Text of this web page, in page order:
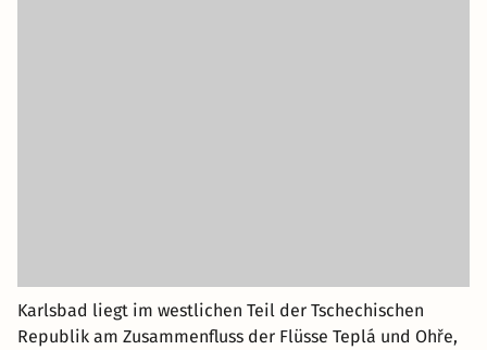
Karlsbad liegt im westlichen Teil der Tschechischen
Republik am Zusammenfluss der Flüsse Teplá und Ohře,